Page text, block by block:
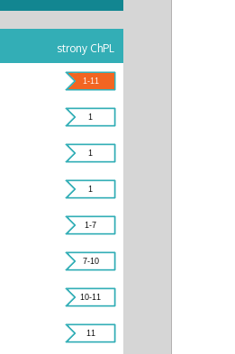
strony ChPL
1-11
1
1
1
1-7
7-10
10-11
11